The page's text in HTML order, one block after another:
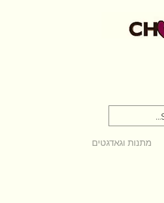
מתנות וגאדגטים